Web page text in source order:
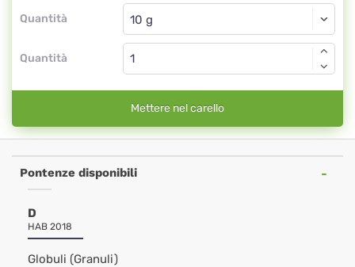
Quantità
Globuli
Quantità
Mettere nel carello
Pontenze disponibili
D
HAB 2018
Globuli (Granuli)